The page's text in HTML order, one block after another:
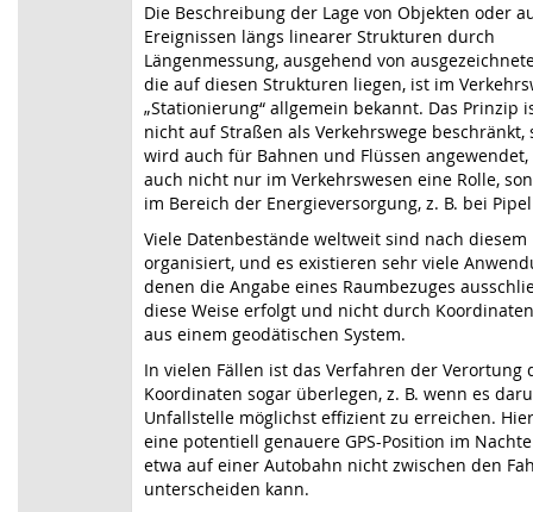
Die Beschreibung der Lage von Objekten oder
Ereignissen längs linearer Strukturen durch
Längenmessung, ausgehend von
die auf diesen Strukturen liegen, ist im
„Stationierung“ allgemein bekannt. Das Prinzip
nicht auf Straßen als Verkehrswege beschränkt,
wird auch für Bahnen und Flüssen
auch nicht nur im Verkehrswesen eine Rolle,
im Bereich der Energieversorgung, z. B. bei
Viele Datenbestände weltweit sind nach diesem
organisiert, und es existieren sehr viele
denen die Angabe eines Raumbezuges
diese Weise erfolgt und nicht durch
aus einem geodätischen System.
In vielen Fällen ist das Verfahren der Verortung
Koordinaten sogar überlegen, z. B. wenn es
Unfallstelle möglichst effizient zu erreichen.
eine potentiell genauere GPS-Position im
etwa auf einer Autobahn nicht zwischen den
unterscheiden kann.